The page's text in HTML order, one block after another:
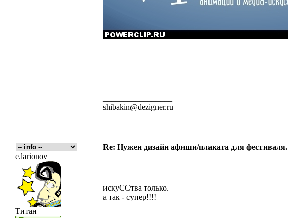
shibakin@dezigner.ru
Re: Нужен дизайн афиши/плаката для фестиваля.
e.larionov
Титан
искуССтва только.
а так - супер!!!!